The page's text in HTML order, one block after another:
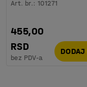
Art. br.:101271
455,00
RSD
bez PDV-a
DODAJ